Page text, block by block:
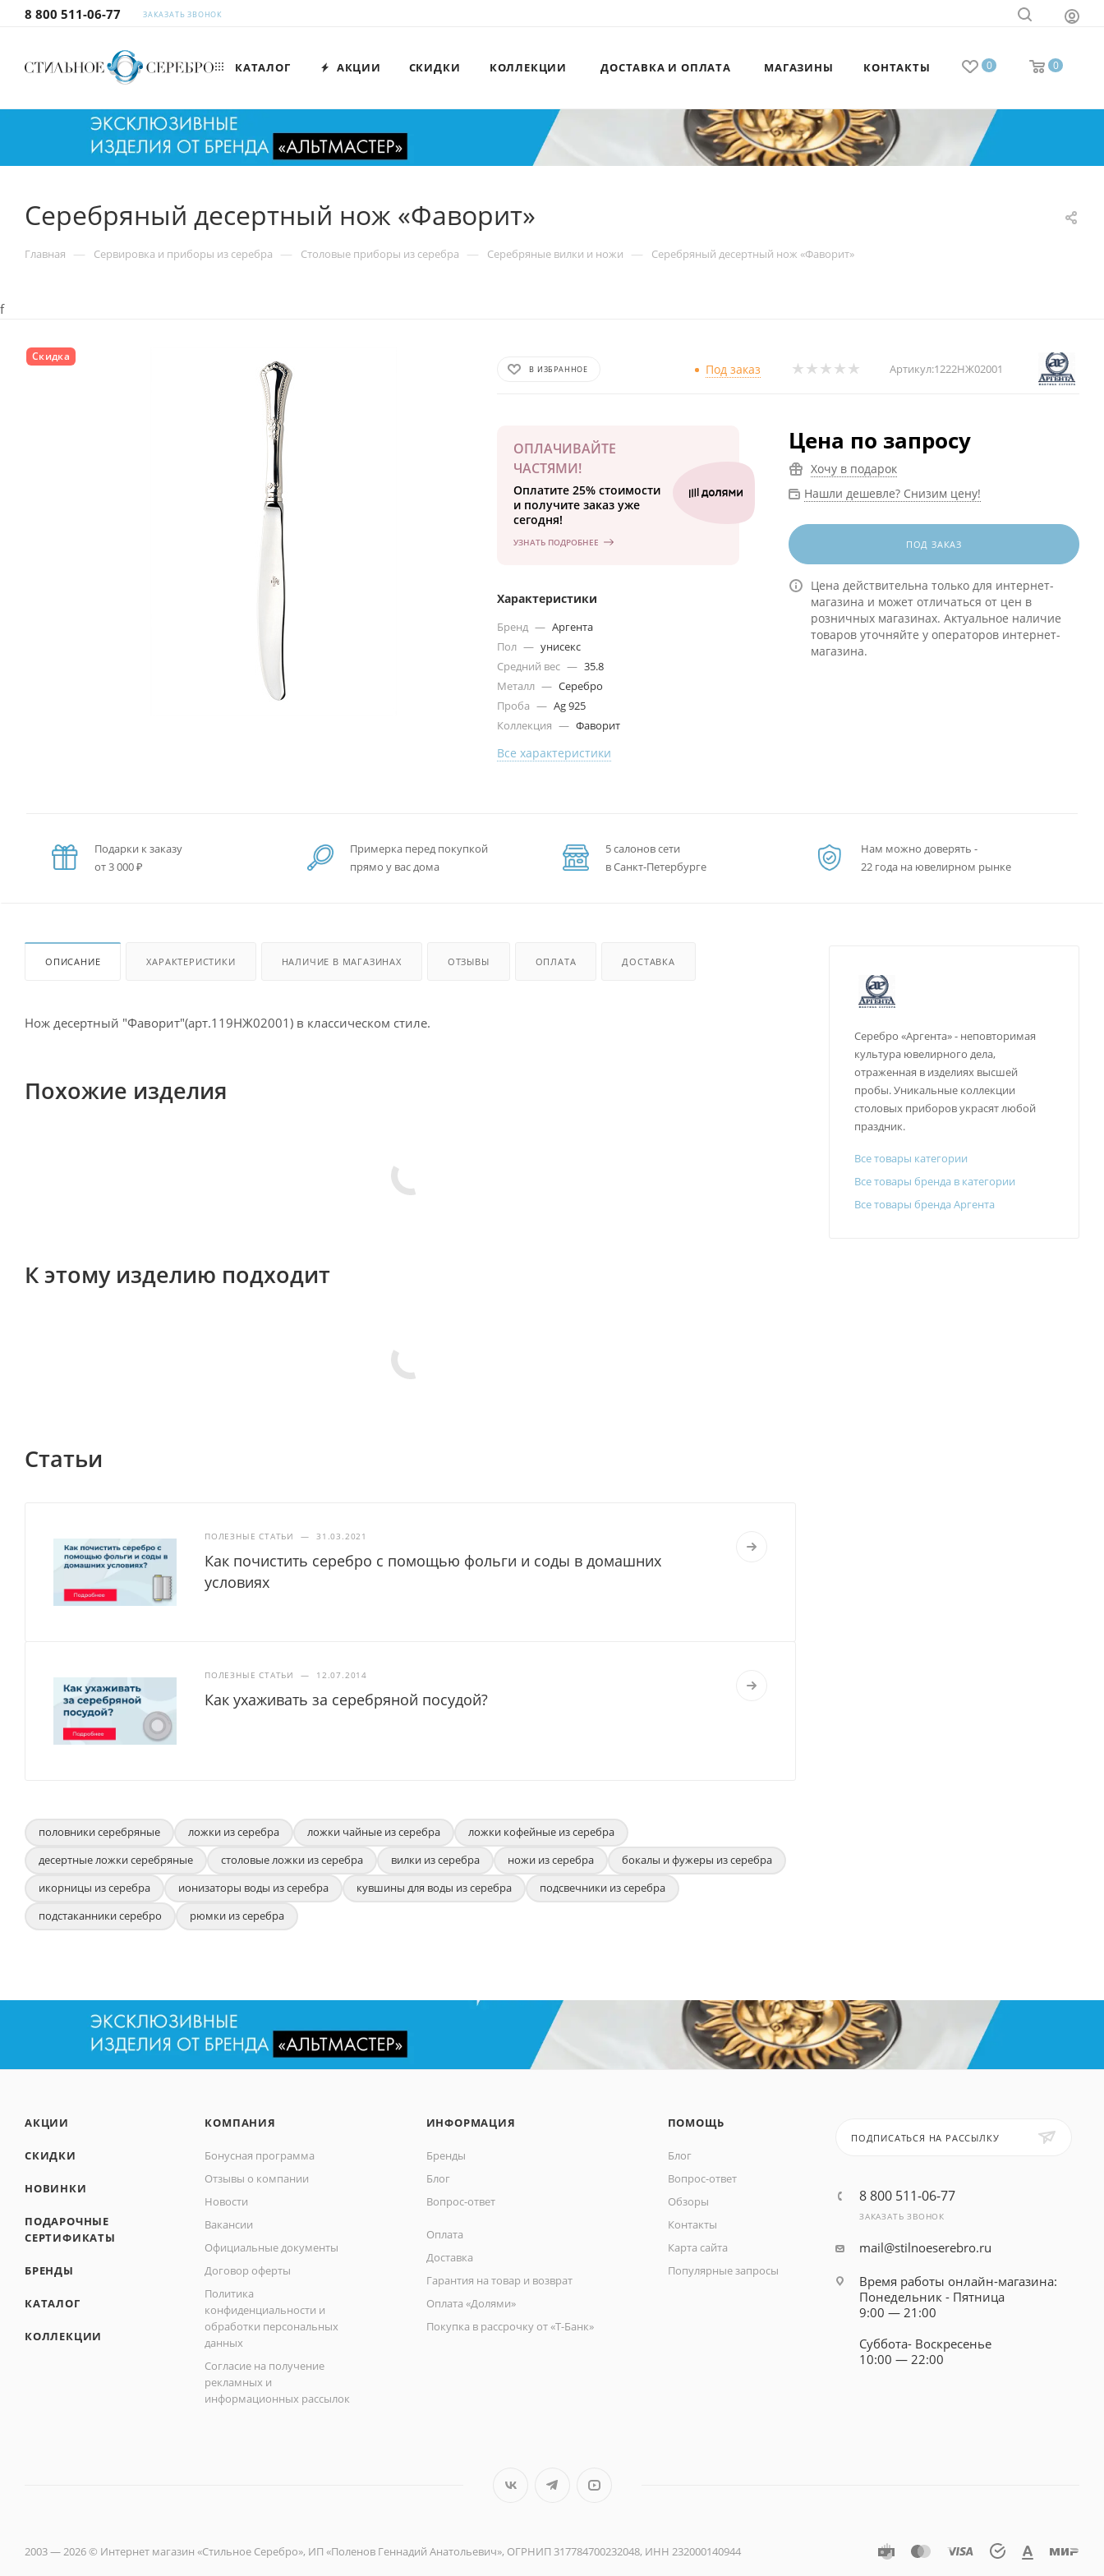
8 800 511-06-77 ЗАКАЗАТЬ ЗВОНОК
0 0
КАТАЛОГ АКЦИИ СКИДКИ КОЛЛЕКЦИИ ДОСТАВКА И ОПЛАТА МАГАЗИНЫ КОНТАКТЫ
Серебряный десертный нож «Фаворит»
Главная — Сервировка и приборы из серебра — Столовые приборы из серебра — Серебряные вилки и ножи — Серебряный десертный нож «Фаворит»
f
Скидка
В ИЗБРАННОЕ Под заказ Артикул:1222НЖ02001
ОПЛАЧИВАЙТЕ
ЧАСТЯМИ!
Оплатите 25% стоимости
и получите заказ уже
сегодня!
УЗНАТЬ ПОДРОБНЕЕ
Характеристики
Бренд — Аргента
Пол — унисекс
Средний вес — 35.8
Металл — Серебро
Проба — Ag 925
Коллекция — Фаворит
Все характеристики
Цена по запросу
Хочу в подарок
Нашли дешевле? Снизим цену!
ПОД ЗАКАЗ
Цена действительна только для интернет-
магазина и может отличаться от цен в
розничных магазинах. Актуальное наличие
товаров уточняйте у операторов интернет-
магазина.
Подарки к заказу
от 3 000 ₽
Примерка перед покупкой
прямо у вас дома
5 салонов сети
в Санкт-Петербурге
Нам можно доверять -
22 года на ювелирном рынке
ОПИСАНИЕ ХАРАКТЕРИСТИКИ НАЛИЧИЕ В МАГАЗИНАХ ОТЗЫВЫ ОПЛАТА ДОСТАВКА
Нож десертный "Фаворит"(арт.119НЖ02001) в классическом стиле.
Похожие изделия
К этому изделию подходит
Статьи
ПОЛЕЗНЫЕ СТАТЬИ — 31.03.2021
Как почистить серебро с помощью фольги и соды в домашних
условиях
ПОЛЕЗНЫЕ СТАТЬИ — 12.07.2014
Как ухаживать за серебряной посудой?
половники серебряные ложки из серебра ложки чайные из серебра
ложки кофейные из серебра
десертные ложки серебряные
столовые ложки из серебра вилки из серебра ножи из серебра
бокалы и фужеры из серебра
икорницы из серебра
ионизаторы воды из серебра кувшины для воды из серебра
подсвечники из серебра
подстаканники серебро
рюмки из серебра
Серебро «Аргента» - неповторимая
культура ювелирного дела,
отраженная в изделиях высшей
пробы. Уникальные коллекции
столовых приборов украсят любой
праздник.
Все товары категории
Все товары бренда в категории
Все товары бренда Аргента
АКЦИИ
СКИДКИ
НОВИНКИ
ПОДАРОЧНЫЕ
СЕРТИФИКАТЫ
БРЕНДЫ
КАТАЛОГ
КОЛЛЕКЦИИ
КОМПАНИЯ
Бонусная программа
Отзывы о компании
Новости
Вакансии
Официальные документы
Договор оферты
Политика
конфиденциальности и
обработки персональных
данных
Согласие на получение
рекламных и
информационных рассылок
ИНФОРМАЦИЯ
Бренды
Блог
Вопрос-ответ
Оплата
Доставка
Гарантия на товар и возврат
Оплата «Долями»
Покупка в рассрочку от «Т-Банк»
ПОМОЩЬ
Блог
Вопрос-ответ
Обзоры
Контакты
Карта сайта
Популярные запросы
ПОДПИСАТЬСЯ НА РАССЫЛКУ
8 800 511-06-77
ЗАКАЗАТЬ ЗВОНОК
mail@stilnoeserebro.ru
Время работы онлайн-магазина:
Понедельник - Пятница
9:00 — 21:00
Суббота- Воскресенье
10:00 — 22:00
2003 — 2026 © Интернет магазин «Стильное Серебро», ИП «Поленов Геннадий Анатольевич», ОГРНИП 317784700232048, ИНН 232000140944